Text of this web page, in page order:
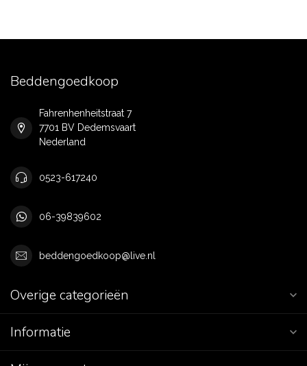
Beddengoedkoop
Fahrenhenheitstraat 7
7701 BV Dedemsvaart
Nederland
0523-617240
06-39839602
beddengoedkoop@live.nl
Overige categorieën
Informatie